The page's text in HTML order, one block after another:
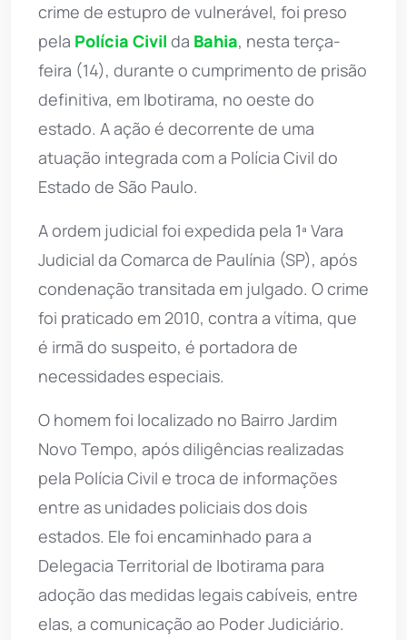
crime de estupro de vulnerável, foi preso
pela Polícia Civil da Bahia, nesta terça-
feira (14), durante o cumprimento de prisão
definitiva, em Ibotirama, no oeste do
estado. A ação é decorrente de uma
atuação integrada com a Polícia Civil do
Estado de São Paulo.
A ordem judicial foi expedida pela 1ª Vara
Judicial da Comarca de Paulínia (SP), após
condenação transitada em julgado. O crime
foi praticado em 2010, contra a vítima, que
é irmã do suspeito, é portadora de
necessidades especiais.
O homem foi localizado no Bairro Jardim
Novo Tempo, após diligências realizadas
pela Polícia Civil e troca de informações
entre as unidades policiais dos dois
estados. Ele foi encaminhado para a
Delegacia Territorial de Ibotirama para
adoção das medidas legais cabíveis, entre
elas, a comunicação ao Poder Judiciário.